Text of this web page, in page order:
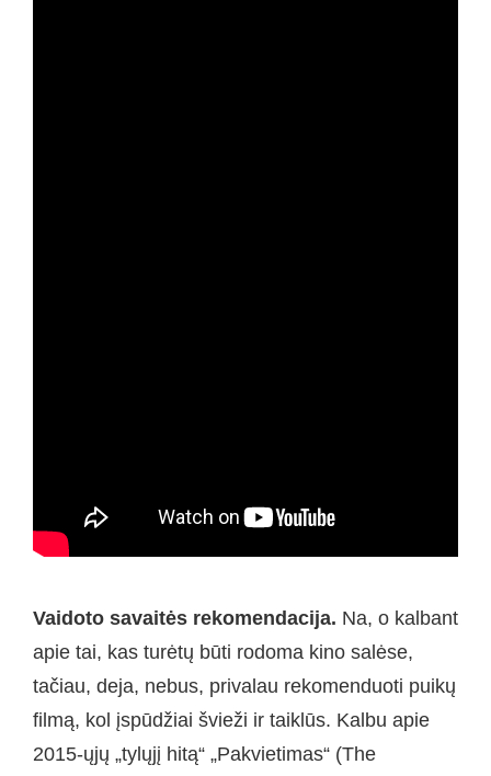
Vaidoto savaitės rekomendacija. Na, o kalbant
apie tai, kas turėtų būti rodoma kino salėse,
tačiau, deja, nebus, privalau rekomenduoti puikų
filmą, kol įspūdžiai švieži ir taiklūs. Kalbu apie
2015-ųjų „tylųjį hitą“ „Pakvietimas“ (The